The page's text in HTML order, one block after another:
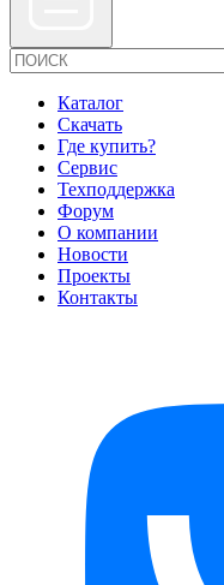
Каталог
Скачать
Где купить?
Сервис
Техподдержка
Форум
О компании
Новости
Проекты
Контакты